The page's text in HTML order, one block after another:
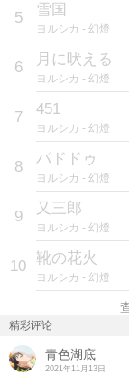
5 雪国
ヨルシカ - 幻燈
6 月に吠える
ヨルシカ - 幻燈
7 451
ヨルシカ - 幻燈
8 パドドゥ
ヨルシカ - 幻燈
9 又三郎
ヨルシカ - 幻燈
10 靴の花火
ヨルシカ - 幻燈
精彩评论
青色湖底
2021年11月13日